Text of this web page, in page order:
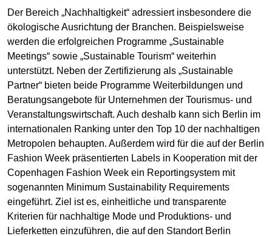
Der Bereich „Nachhaltigkeit“ adressiert insbesondere die
ökologische Ausrichtung der Branchen. Beispielsweise
werden die erfolgreichen Programme „Sustainable
Meetings“ sowie „Sustainable Tourism“ weiterhin
unterstützt. Neben der Zertifizierung als „Sustainable
Partner“ bieten beide Programme Weiterbildungen und
Beratungsangebote für Unternehmen der Tourismus- und
Veranstaltungswirtschaft. Auch deshalb kann sich Berlin im
internationalen Ranking unter den Top 10 der nachhaltigen
Metropolen behaupten. Außerdem wird für die auf der Berlin
Fashion Week präsentierten Labels in Kooperation mit der
Copenhagen Fashion Week ein Reportingsystem mit
sogenannten Minimum Sustainability Requirements
eingeführt. Ziel ist es, einheitliche und transparente
Kriterien für nachhaltige Mode und Produktions- und
Lieferketten einzuführen, die auf den Standort Berlin